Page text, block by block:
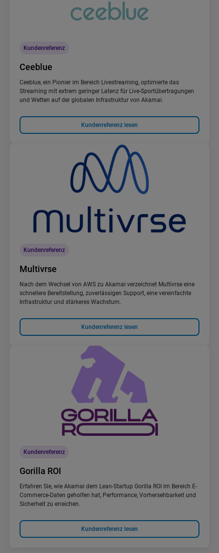
Kundenreferenz
Ceeblue
Ceeblue, ein Pionier im Bereich Livestreaming, optimierte das
Streaming mit extrem geringer Latenz für Live-Sportübertragungen
und Wetten auf der globalen Infrastruktur von Akamai.
Kundenreferenz lesen
Kundenreferenz
Multivrse
Nach dem Wechsel von AWS zu Akamai verzeichnet Multivrse eine
schnellere Bereitstellung, zuverlässigen Support, eine vereinfachte
Infrastruktur und stärkeres Wachstum.
Kundenreferenz lesen
Kundenreferenz
Gorilla ROI
Erfahren Sie, wie Akamai dem Lean-Startup Gorilla ROI im Bereich E-
Commerce-Daten geholfen hat, Performance, Vorhersehbarkeit und
Sicherheit zu erreichen.
Kundenreferenz lesen